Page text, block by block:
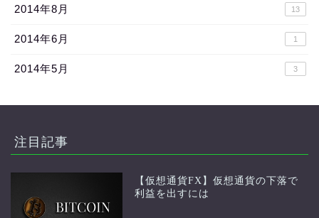
2014年8月 13
2014年6月 1
2014年5月 3
注目記事
【仮想通貨FX】仮想通貨の下落で
利益を出すには